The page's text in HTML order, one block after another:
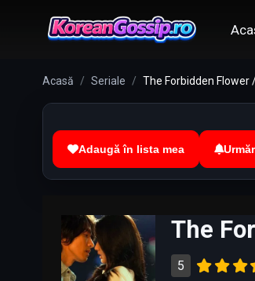
Acasă Seriale The Forbidden Flower
Adaugă în lista mea
The
5